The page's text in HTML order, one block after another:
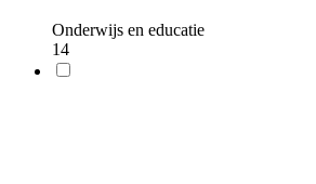
Onderwijs en educatie
14